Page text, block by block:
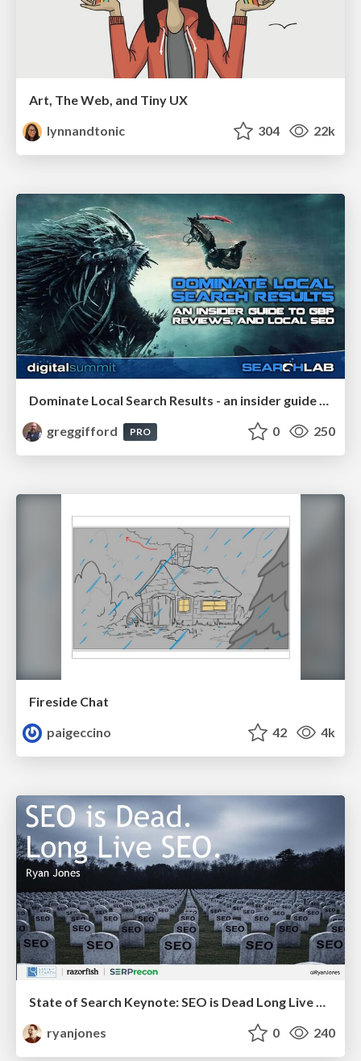
Art, The Web, and Tiny UX
lynnandtonic
304 22k
Dominate Local Search Results - an insider guide to GBP, reviews, and Local SEO
greggifford
PRO 0 250
Fireside Chat
paigeccino
42 4k
State of Search Keynote: SEO is Dead Long Live SEO
ryanjones
0 240